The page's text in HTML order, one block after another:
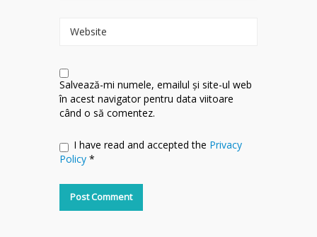
Website
Salvează-mi numele, emailul și site-ul web
în acest navigator pentru data viitoare
când o să comentez.
I have read and accepted the Privacy
Policy *